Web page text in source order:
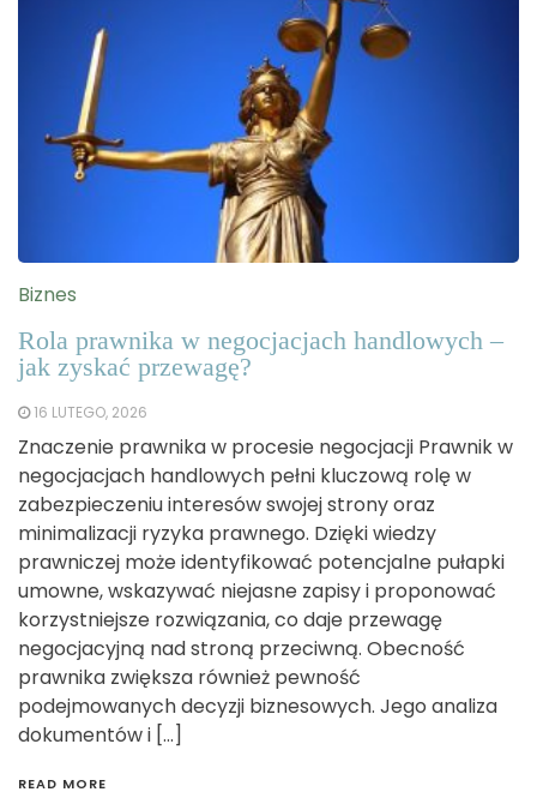
Biznes
Rola prawnika w negocjacjach handlowych –
jak zyskać przewagę?
16 LUTEGO, 2026
Znaczenie prawnika w procesie negocjacji Prawnik w
negocjacjach handlowych pełni kluczową rolę w
zabezpieczeniu interesów swojej strony oraz
minimalizacji ryzyka prawnego. Dzięki wiedzy
prawniczej może identyfikować potencjalne pułapki
umowne, wskazywać niejasne zapisy i proponować
korzystniejsze rozwiązania, co daje przewagę
negocjacyjną nad stroną przeciwną. Obecność
prawnika zwiększa również pewność
podejmowanych decyzji biznesowych. Jego analiza
dokumentów i […]
READ MORE